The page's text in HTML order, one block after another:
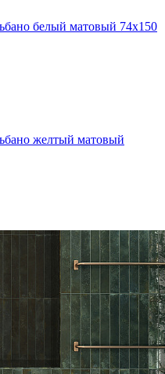
белый матовый 74x150
желтый матовый